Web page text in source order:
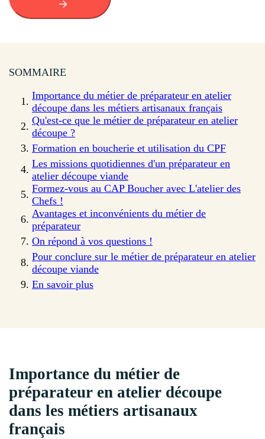
SOMMAIRE
Importance du métier de préparateur en atelier
découpe dans les métiers artisanaux français
Qu'est-ce que le métier de préparateur en atelier
découpe ?
Formation en boucherie et utilisation du CPF
Les missions quotidiennes d'un préparateur en
atelier découpe viande
Formez-vous au CAP Boucher avec L'atelier des
Chefs !
Avantages et inconvénients du métier de
préparateur
On répond à vos questions !
Pour conclure sur le métier de préparateur en atelier
découpe viande
En savoir plus
Importance du métier de
préparateur en atelier découpe
dans les métiers artisanaux
français